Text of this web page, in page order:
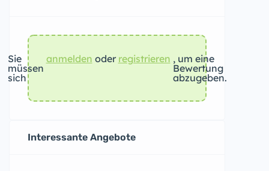
Sie
müssen
sich
anmelden oder registrieren , um eine
Bewertung
abzugeben.
Interessante Angebote